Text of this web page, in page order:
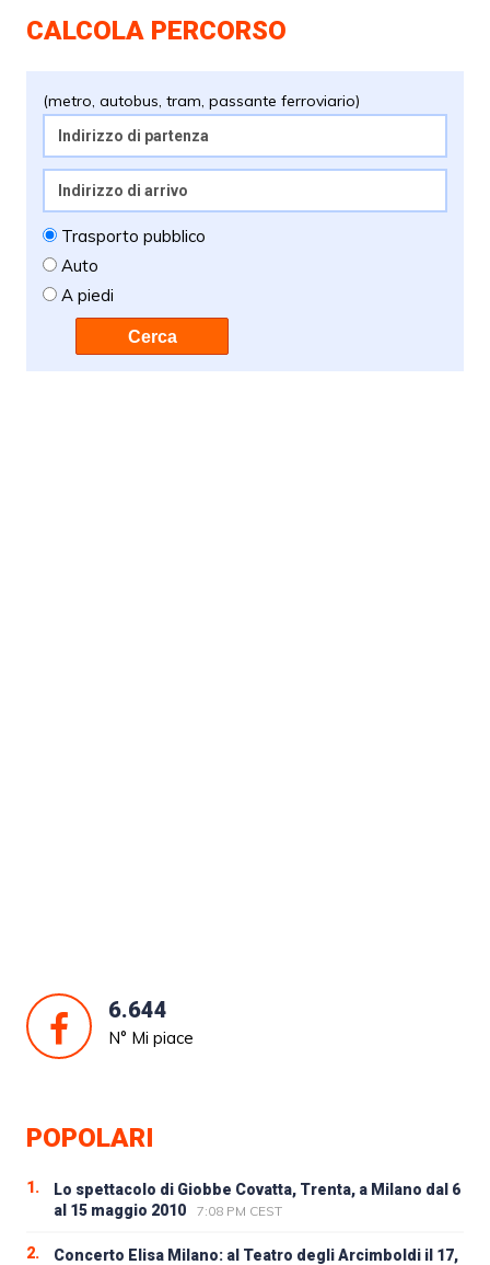
CALCOLA PERCORSO
(metro, autobus, tram, passante ferroviario)
Trasporto pubblico
Auto
A piedi
Cerca
6.644
N° Mi piace
POPOLARI
1.
Lo spettacolo di Giobbe Covatta, Trenta, a Milano dal 6
al 15 maggio 2010
7:08 PM CEST
2.
Concerto Elisa Milano: al Teatro degli Arcimboldi il 17,